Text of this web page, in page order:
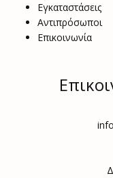
Εγκαταστάσεις
Αντιπρόσωποι
Επικοινωνία